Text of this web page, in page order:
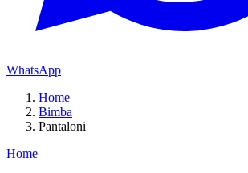
WhatsApp
Home
Bimba
Pantaloni
Home